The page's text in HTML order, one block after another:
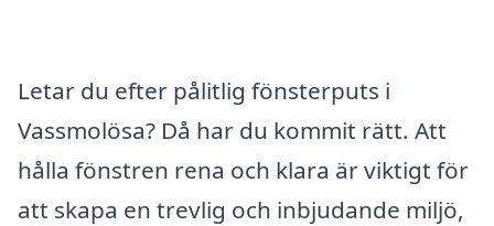
Letar du efter pålitlig fönsterputs i
Vassmolösa? Då har du kommit rätt. Att
hålla fönstren rena och klara är viktigt för
att skapa en trevlig och inbjudande miljö,